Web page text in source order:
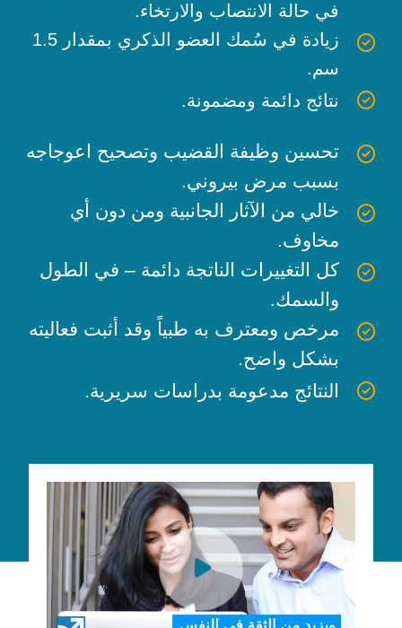
في حالة الانتصاب والارتخاء.
زيادة في سُمك العضو الذكري بمقدار 1.5
سم.
نتائج دائمة ومضمونة.
تحسين وظيفة القضيب وتصحيح اعوجاجه
بسبب مرض بيروني.
خالي من الآثار الجانبية ومن دون أي
مخاوف.
كل التغييرات الناتجة دائمة – في الطول
والسمك.
مرخص ومعترف به طبياً وقد أثبت فعاليته
بشكل واضح.
النتائج مدعومة بدراسات سريرية.